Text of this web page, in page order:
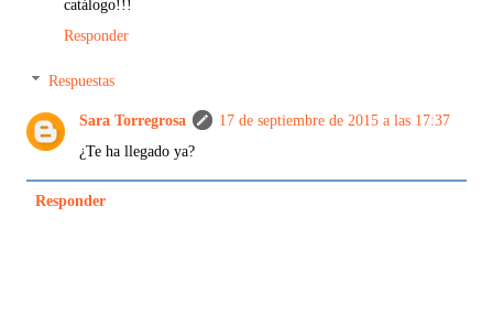
catálogo!!!
Responder
Respuestas
Sara Torregrosa
17 de septiembre de 2015 a las 17:37
¿Te ha llegado ya?
Responder